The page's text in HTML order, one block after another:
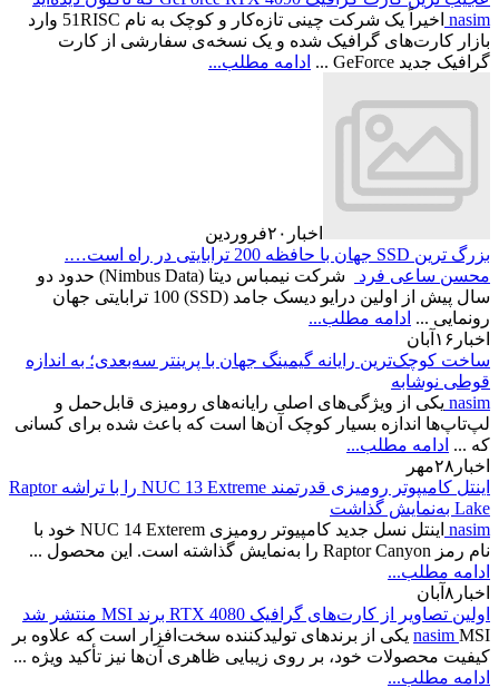
nasim
اخیراً یک شرکت چینی تازه‌کار و کوچک به نام 51RISC وارد
بازار کارت‌های گرافیک شده و یک نسخه‌ی سفارشی از کارت
گرافیک جدید GeForce ...
ادامه مطلب...
اخبار ۲۰فروردین
بزرگ ترین SSD جهان با حافظه 200 ترابایتی در راه است….
محسن ساعی فرد
شرکت نیمباس دیتا (Nimbus Data) حدود دو
سال پیش از اولین درایو دیسک جامد (SSD) 100 ترابایتی جهان
رونمایی ... ادامه مطلب...
اخبار ۱۶ آبان
ساخت کوچک‌ترین رایانه گیمینگ جهان با پرینتر سه‌بعدی؛ به اندازه
قوطی نوشابه
nasim یکی از ویژگی‌های اصلی رایانه‌های رومیزی قابل‌حمل و
لپ‌تاپ‌ها اندازه بسیار کوچک آن‌ها است که باعث شده برای کسانی
که ... ادامه مطلب...
اخبار ۲۸مهر
اینتل کامیپوتر رومیزی قدرتمند NUC 13 Extreme را با تراشه‌ Raptor
Lake به‌نمایش گذاشت
nasim
اینتل نسل جدید کامپیوتر رومیزی NUC 14 Exterem خود با
نام رمز Raptor Canyon را به‌نمایش گذاشته است. این محصول ...
ادامه مطلب...
اخبار ۸ آبان
اولین تصاویر از کارت‌های گرافیک RTX 4080 برند MSI منتشر شد
nasim MSI یکی از برندهای تولیدکننده سخت‌افزار است که علاوه بر
کیفیت محصولات خود، بر روی زیبایی ظاهری آن‌ها نیز تأکید ویژه ...
ادامه مطلب...